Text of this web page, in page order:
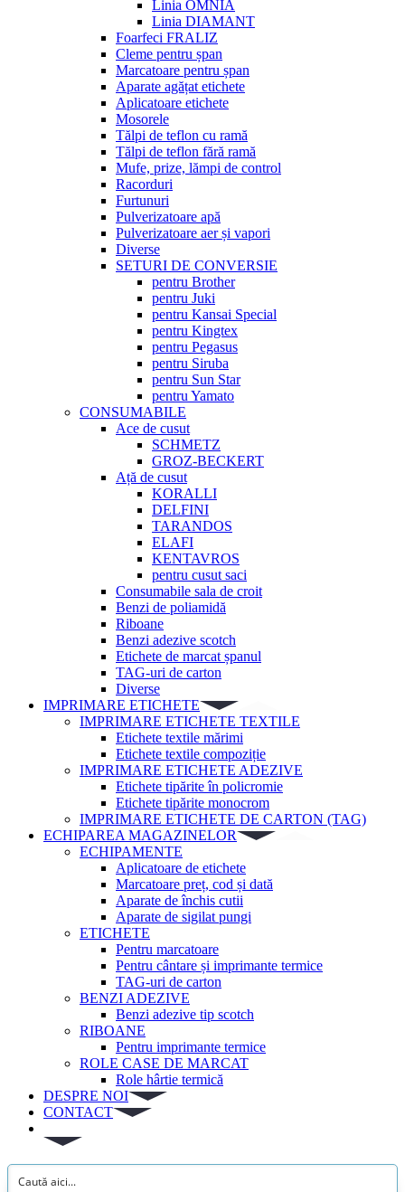
Linia OMNIA
Linia DIAMANT
Foarfeci FRALIZ
Cleme pentru șpan
Marcatoare pentru șpan
Aparate agățat etichete
Aplicatoare etichete
Mosorele
Tălpi de teflon cu ramă
Tălpi de teflon fără ramă
Mufe, prize, lămpi de control
Racorduri
Furtunuri
Pulverizatoare apă
Pulverizatoare aer și vapori
Diverse
SETURI DE CONVERSIE
pentru Brother
pentru Juki
pentru Kansai Special
pentru Kingtex
pentru Pegasus
pentru Siruba
pentru Sun Star
pentru Yamato
CONSUMABILE
Ace de cusut
SCHMETZ
GROZ-BECKERT
Ață de cusut
KORALLI
DELFINI
TARANDOS
ELAFI
KENTAVROS
pentru cusut saci
Consumabile sala de croit
Benzi de poliamidă
Riboane
Benzi adezive scotch
Etichete de marcat șpanul
TAG-uri de carton
Diverse
IMPRIMARE ETICHETE
IMPRIMARE ETICHETE TEXTILE
Etichete textile mărimi
Etichete textile compoziție
IMPRIMARE ETICHETE ADEZIVE
Etichete tipărite în policromie
Etichete tipărite monocrom
IMPRIMARE ETICHETE DE CARTON (TAG)
ECHIPAREA MAGAZINELOR
ECHIPAMENTE
Aplicatoare de etichete
Marcatoare preț, cod și dată
Aparate de închis cutii
Aparate de sigilat pungi
ETICHETE
Pentru marcatoare
Pentru cântare și imprimante termice
TAG-uri de carton
BENZI ADEZIVE
Benzi adezive tip scotch
RIBOANE
Pentru imprimante termice
ROLE CASE DE MARCAT
Role hârtie termică
DESPRE NOI
CONTACT